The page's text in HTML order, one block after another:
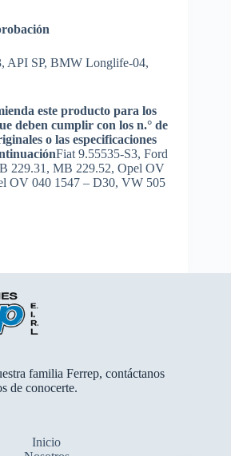
API SP, BMW Longlife-04,
este producto para los
deben cumplir con los n.° de
o las especificaciones
Fiat 9.55535-S3, Ford
229.31, MB 229.52, Opel OV
OV 040 1547 – D30, VW 505
familia Ferrep, contáctanos
de conocerte.
Inicio